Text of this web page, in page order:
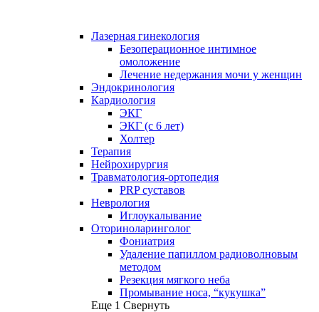
Лазерная гинекология
Безоперационное интимное
омоложение
Лечение недержания мочи у женщин
Эндокринология
Кардиология
ЭКГ
ЭКГ (с 6 лет)
Холтер
Терапия
Нейрохирургия
Травматология-ортопедия
PRP суставов
Неврология
Иглоукалывание
Оториноларинголог
Фониатрия
Удаление папиллом радиоволновым
методом
Резекция мягкого неба
Промывание носа, “кукушка”
Еще 1 Свернуть